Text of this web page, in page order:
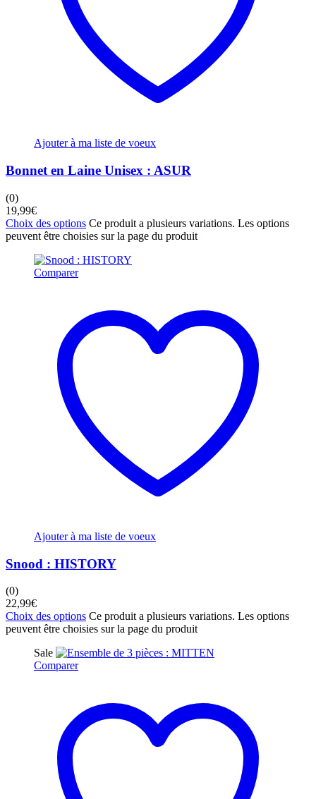
Ajouter à ma liste de voeux
Bonnet en Laine Unisex : ASUR
(0)
19,99€
Choix des options Ce produit a plusieurs variations. Les options
peuvent être choisies sur la page du produit
Comparer
Ajouter à ma liste de voeux
Snood : HISTORY
(0)
22,99€
Choix des options Ce produit a plusieurs variations. Les options
peuvent être choisies sur la page du produit
Sale
Comparer